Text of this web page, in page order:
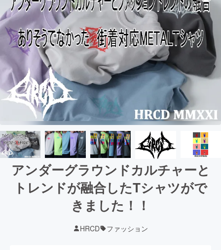
アンダーグラウンドカルチャーと
トレンドが融合したTシャツがで
きました！！
HRCD ファッション